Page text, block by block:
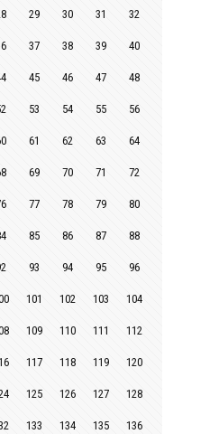
29 30 31 32
37 38 39 40
45 46 47 48
53 54 55 56
61 62 63 64
69 70 71 72
77 78 79 80
85 86 87 88
93 94 95 96
101 102 103 104
109 110 111 112
117 118 119 120
125 126 127 128
133 134 135 136